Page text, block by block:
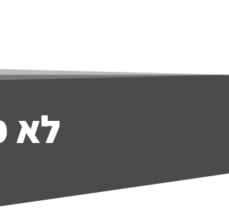
לא